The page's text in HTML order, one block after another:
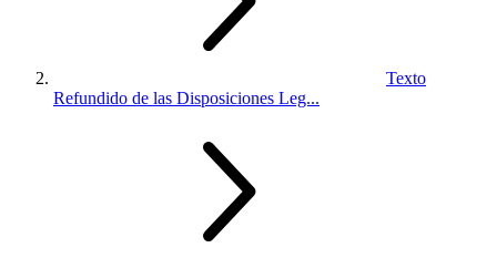
Texto
Refundido de las Disposiciones Leg...